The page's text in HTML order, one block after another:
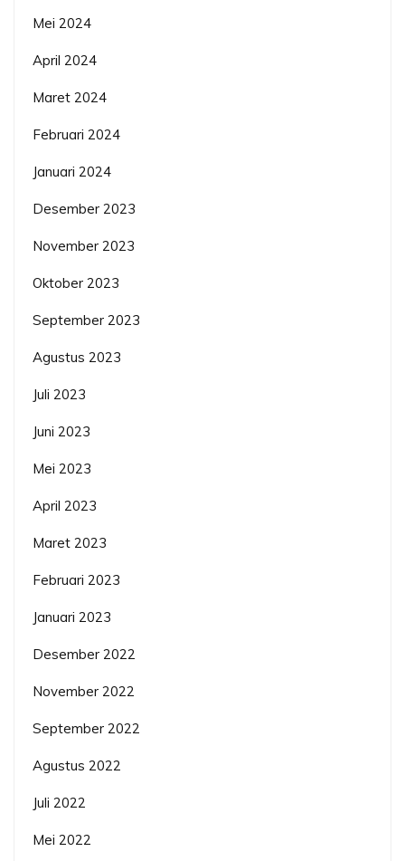
Mei 2024
April 2024
Maret 2024
Februari 2024
Januari 2024
Desember 2023
November 2023
Oktober 2023
September 2023
Agustus 2023
Juli 2023
Juni 2023
Mei 2023
April 2023
Maret 2023
Februari 2023
Januari 2023
Desember 2022
November 2022
September 2022
Agustus 2022
Juli 2022
Mei 2022